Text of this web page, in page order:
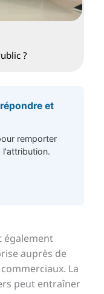
?
et
remporter
l'attribution.
également
auprès de
La
peut entraîner